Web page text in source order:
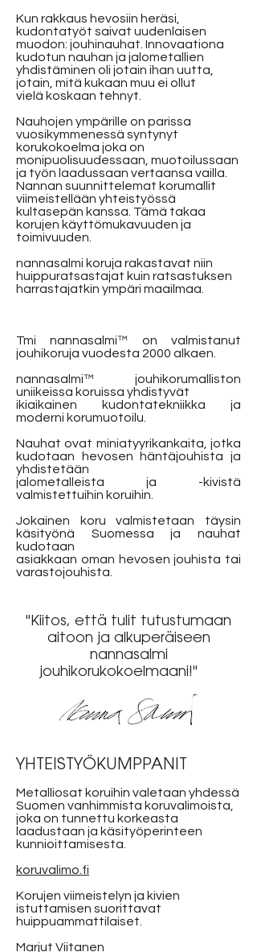
Kun rakkaus hevosiin heräsi,
kudontatyöt saivat uudenlaisen
muodon: jouhinauhat. Innovaationa
kudotun nauhan ja jalometallien
yhdistäminen oli jotain ihan uutta,
jotain, mitä kukaan muu ei ollut
vielä koskaan tehnyt.
Nauhojen ympärille on parissa
vuosikymmenessä syntynyt
korukokoelma joka on
monipuolisuudessaan, muotoilussaan
ja työn laadussaan vertaansa vailla.
Nannan suunnittelemat korumallit
viimeistellään yhteistyössä
kultasepän kanssa. Tämä takaa
korujen käyttömukavuuden ja
toimivuuden.
nannasalmi koruja rakastavat niin
huippuratsastajat kuin ratsastuksen
harrastajatkin ympäri maailmaa.
Tmi nannasalmi™ on valmistanut
jouhikoruja vuodesta 2000 alkaen.
nannasalmi™ jouhikorumalliston
uniikeissa koruissa yhdistyvät
ikiaikainen kudontatekniikka ja
moderni korumuotoilu.
Nauhat ovat miniatyyrikankaita, jotka
kudotaan hevosen häntäjouhista ja
yhdistetään
jalometalleista ja -kivistä
valmistettuihin koruihin.
Jokainen koru valmistetaan täysin
käsityönä Suomessa ja nauhat
kudotaan
asiakkaan oman hevosen jouhista tai
varastojouhista.
"Kiitos, että tulit tutustumaan
aitoon ja alkuperäiseen
nannasalmi
jouhikorukokoelmaani!"
YHTEISTYÖKUMPPANIT
Metalliosat koruihin valetaan yhdessä
Suomen vanhimmista koruvalimoista,
joka on tunnettu korkeasta
laadustaan ja käsityöperinteen
kunnioittamisesta.
koruvalimo.fi
Korujen viimeistelyn ja kivien
istuttamisen suorittavat
huippuammattilaiset.
Marjut Viitanen​